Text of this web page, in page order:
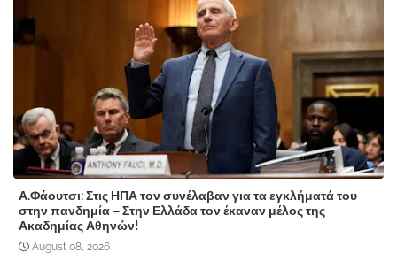
Α.Φάουτσι: Στις ΗΠΑ τον συνέλαβαν για τα εγκλήματά του
στην πανδημία – Στην Ελλάδα τον έκαναν μέλος της
Ακαδημίας Αθηνών!
August 08, 2026